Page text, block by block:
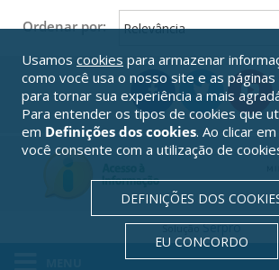
Ordenar por:
SoluçãoSerpro
Usamos cookies para armazenar
como você usa o nosso site e as
para tornar sua experiência a mais
Para entender os tipos de cookies que
em Definições dos cookies. Ao clicar em
você consente com a utilização de
DEFINIÇÕES DOS
EU CONCORDO